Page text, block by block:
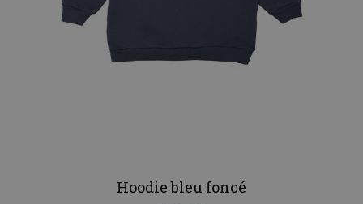
Hoodie bleu foncé